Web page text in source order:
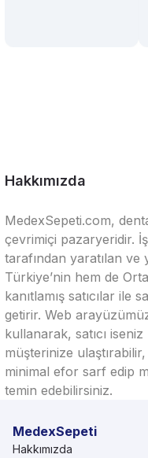
Hakkımızda
MedexSepeti.com,
çevrimiçi pazaryeridir.
tarafından yaratılan
Türkiye’nin hem de
kanıtlamış satıcılar ile
getirir. Web
kullanarak, satıcı
müşterinize
minimal efor sarf edip
temin edebilirsiniz.
MedexSepeti
Hakkımızda